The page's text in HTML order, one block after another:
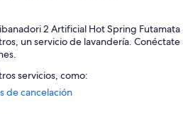
2 Artificial Hot Spring Futamata
un servicio de lavandería. Conéctate
servicios, como:
(de pago) y un servicio de
de cancelación